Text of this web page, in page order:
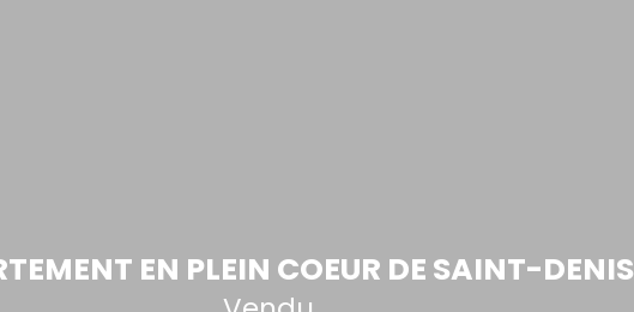
EN PLEIN COEUR DE SAINT-DENIS